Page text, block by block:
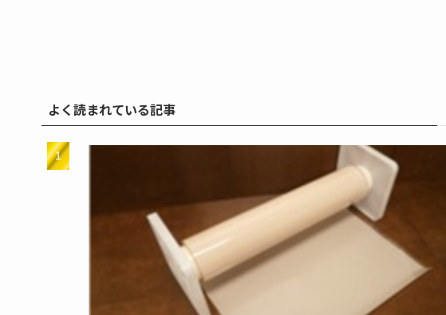
よく読まれている記事